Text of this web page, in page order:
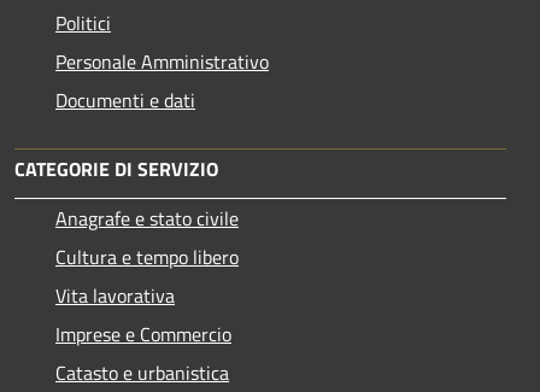
Politici
Personale Amministrativo
Documenti e dati
CATEGORIE DI SERVIZIO
Anagrafe e stato civile
Cultura e tempo libero
Vita lavorativa
Imprese e Commercio
Catasto e urbanistica